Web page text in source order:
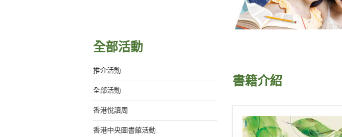
全部活動
推介活動
全部活動
香港悅讀周
香港中央圖書館活動
書籍介紹